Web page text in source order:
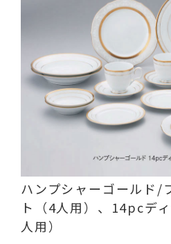
ハンプシャーゴールド/
ト（4人用）、14pcデ
人用）